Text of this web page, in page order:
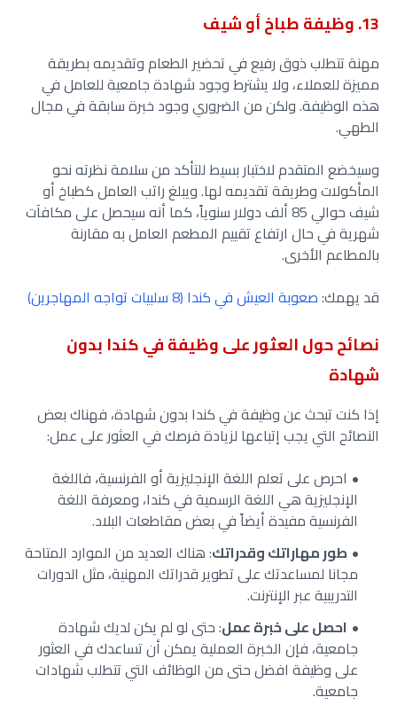
13. وظيفة طباخ أو شيف
مهنة تتطلب ذوق رفيع في تحضير الطعام وتقديمه بطريقة
مميزة للعملاء، ولا يشترط وجود شهادة جامعية للعامل في
هذه الوظيفة. ولكن من الضروري وجود خبرة سابقة في مجال
الطهي.
وسيخضع المتقدم لاختبار بسيط للتأكد من سلامة نظرته نحو
المأكولات وطريقة تقديمه لها. ويبلغ راتب العامل كطباخ أو
شيف حوالي 85 ألف دولار سنوياً، كما أنه سيحصل على مكافآت
شهرية في حال ارتفاع تقييم المطعم العامل به مقارنة
بالمطاعم الأخرى.
قد يهمك:صعوبة العيش في كندا (8 سلبيات تواجه المهاجرين)
نصائح حول العثور على وظيفة في كندا بدون
شهادة
إذا كنت تبحث عن وظيفة في كندا بدون شهادة، فهناك بعض
النصائح التي يجب إتباعها لزيادة فرصك في العثور على عمل:
احرص على تعلم اللغة الإنجليزية أو الفرنسية، فاللغة
الإنجليزية هي اللغة الرسمية في كندا، ومعرفة اللغة
الفرنسية مفيدة أيضاً في بعض مقاطعات البلاد.
طور مهاراتك وقدراتك: هناك العديد من الموارد المتاحة
مجانا لمساعدتك على تطوير قدراتك المهنية، مثل الدورات
التدريبية عبر الإنترنت.
احصل على خبرة عمل: حتى لو لم يكن لديك شهادة
جامعية، فإن الخبرة العملية يمكن أن تساعدك في العثور
على وظيفة افضل حتى من الوظائف التي تتطلب شهادات
جامعية.